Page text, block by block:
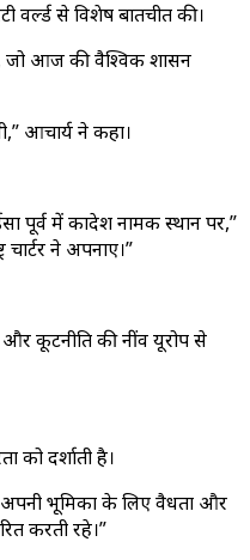
वर्ल्ड से विशेष बातचीत की।
जो आज की वैश्विक शासन
आचार्य ने कहा।
पूर्व में कादेश नामक स्थान पर,”
ने अपनाए।”
और कूटनीति की नींव यूरोप से
दर्शाती है।
अपनी भूमिका के लिए वैधता और
करती रहे।”